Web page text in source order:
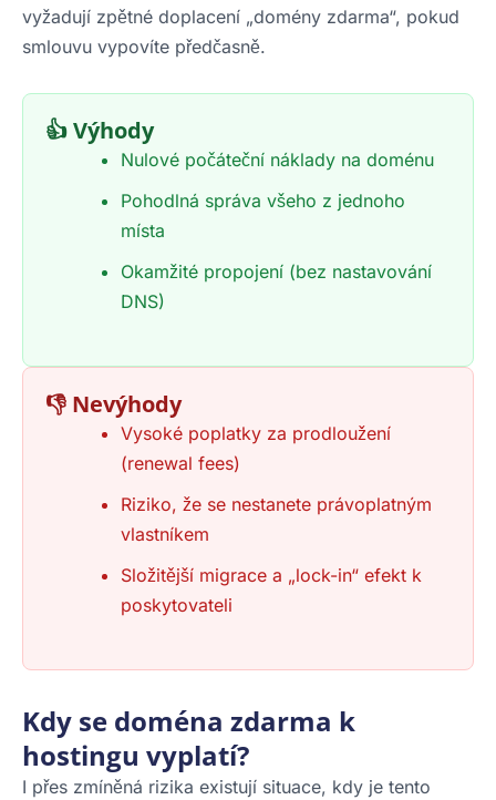
vyžadují zpětné doplacení „domény zdarma“, pokud
smlouvu vypovíte předčasně.
👍 Výhody
Nulové počáteční náklady na doménu
Pohodlná správa všeho z jednoho
místa
Okamžité propojení (bez nastavování
DNS)
👎 Nevýhody
Vysoké poplatky za prodloužení
(renewal fees)
Riziko, že se nestanete právoplatným
vlastníkem
Složitější migrace a „lock-in“ efekt k
poskytovateli
Kdy se doména zdarma k
hostingu vyplatí?
I přes zmíněná rizika existují situace, kdy je tento